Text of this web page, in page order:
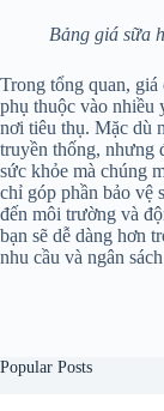
Bảng giá sữa
Trong tổng quan, giá
phụ thuộc vào nhiều
nơi tiêu thụ. Mặc dù
truyền thống, nhưng
sức khỏe mà chúng
chỉ góp phần bảo vệ
đến môi trường và
bạn sẽ dễ dàng hơn
nhu cầu và ngân
Popular Posts